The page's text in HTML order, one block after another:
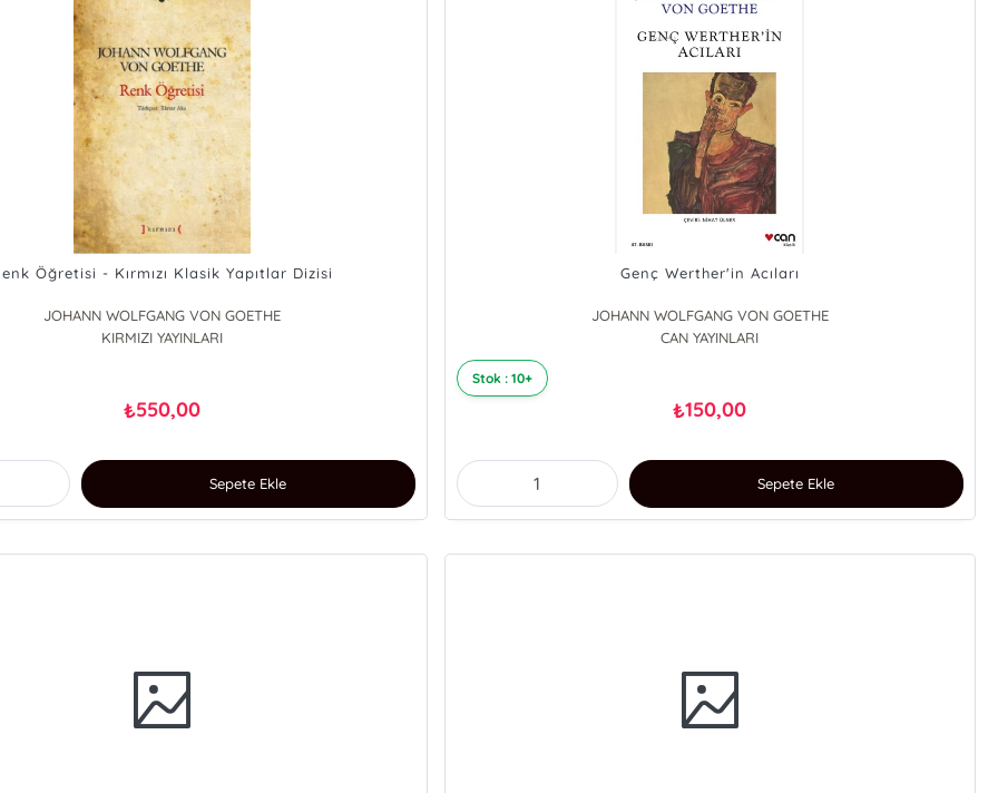
Öğretisi - Kırmızı Klasik Yapıtlar Dizisi
JOHANN WOLFGANG VON GOETHE
KIRMIZI YAYINLARI
₺550,00
Sepete Ekle
Genç Werther'in Acıları
JOHANN WOLFGANG VON GOETHE
CAN YAYINLARI
Stok : 10+
₺150,00
Sepete Ekle